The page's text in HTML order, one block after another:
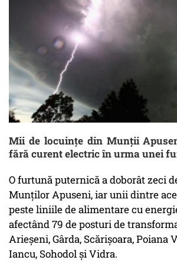
Mii de locuințe din Munții
fără curent electric în urma unei
O furtună puternică a doborât zeci
Munţilor Apuseni, iar unii dintre
peste liniile de alimentare cu
afectând 79 de posturi de
Arieşeni, Gârda, Scărişoara, Poiana
Iancu, Sohodol şi Vidra.